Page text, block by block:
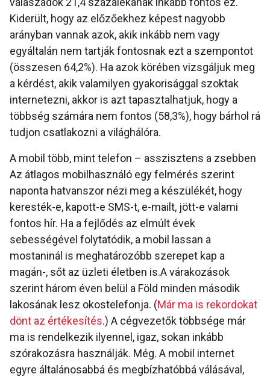
Kiderült, hogy az előzőekhez képest nagyobb
arányban vannak azok, akik inkább nem vagy
egyáltalán nem tartják fontosnak ezt a szempontot
(összesen 64,2%). Ha azok körében vizsgáljuk meg
a kérdést, akik valamilyen gyakorisággal szoktak
internetezni, akkor is azt tapasztalhatjuk, hogy a
többség számára nem fontos (58,3%), hogy bárhol rá
tudjon csatlakozni a világhálóra.
A mobil több, mint telefon – asszisztens a zsebben
Az átlagos mobilhasználó egy felmérés szerint
naponta hatvanszor nézi meg a készülékét, hogy
keresték-e, kapott-e SMS-t, e-mailt, jött-e valami
fontos hír. Ha a fejlődés az elmúlt évek
sebességével folytatódik, a mobil lassan a
mostaninál is meghatározóbb szerepet kap a
magán-, sőt az üzleti életben is.A várakozások
szerint három éven belül a Föld minden második
lakosának lesz okostelefonja. (Már ma is rekordokat
dönt az értékesítés.) A cégvezetők többsége már
ma is rendelkezik ilyennel, igaz, sokan inkább
szórakozásra használják. Még. A mobil internet
egyre általánosabbá és megbízhatóbbá válásával,